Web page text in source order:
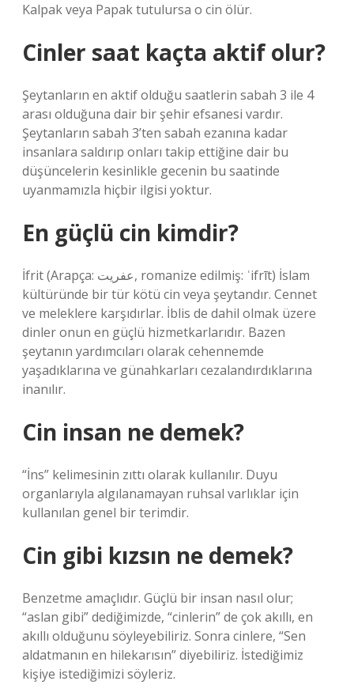
Kalpak veya Papak tutulursa o cin ölür.
Cinler saat kaçta aktif olur?
Şeytanların en aktif olduğu saatlerin sabah 3 ile 4
arası olduğuna dair bir şehir efsanesi vardır.
Şeytanların sabah 3’ten sabah ezanına kadar
insanlara saldırıp onları takip ettiğine dair bu
düşüncelerin kesinlikle gecenin bu saatinde
uyanmamızla hiçbir ilgisi yoktur.
En güçlü cin kimdir?
İfrit (Arapça: عفريت‎, romanize edilmiş: ʿifrīt) İslam
kültüründe bir tür kötü cin veya şeytandır. Cennet
ve meleklere karşıdırlar. İblis de dahil olmak üzere
dinler onun en güçlü hizmetkarlarıdır. Bazen
şeytanın yardımcıları olarak cehennemde
yaşadıklarına ve günahkarları cezalandırdıklarına
inanılır.
Cin insan ne demek?
“İns” kelimesinin zıttı olarak kullanılır. Duyu
organlarıyla algılanamayan ruhsal varlıklar için
kullanılan genel bir terimdir.
Cin gibi kızsın ne demek?
Benzetme amaçlıdır. Güçlü bir insan nasıl olur;
“aslan gibi” dediğimizde, “cinlerin” de çok akıllı, en
akıllı olduğunu söyleyebiliriz. Sonra cinlere, “Sen
aldatmanın en hilekarısın” diyebiliriz. İstediğimiz
kişiye istediğimizi söyleriz.